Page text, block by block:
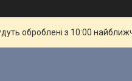
оброблені з 10:00